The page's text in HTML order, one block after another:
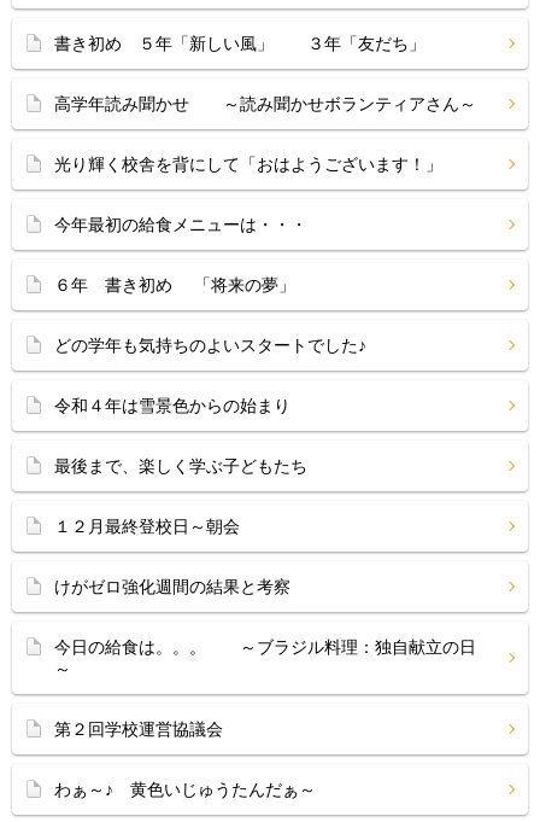
書き初め ５年「新しい風」 ３年「友だち」
高学年読み聞かせ ～読み聞かせボランティアさん～
光り輝く校舎を背にして「おはようございます！」
今年最初の給食メニューは・・・
６年 書き初め 「将来の夢」
どの学年も気持ちのよいスタートでした♪
令和４年は雪景色からの始まり
最後まで、楽しく学ぶ子どもたち
１２月最終登校日～朝会
けがゼロ強化週間の結果と考察
今日の給食は。。。 ～ブラジル料理：独自献立の日
～
第２回学校運営協議会
わぁ～♪ 黄色いじゅうたんだぁ～